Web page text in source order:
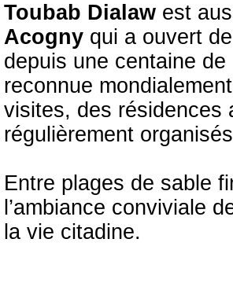
Toubab Dialaw est
Acogny qui a ouvert
depuis une centaine
reconnue
visites, des résidences
régulièrement
Entre plages de sable
l’ambiance conviviale
la vie citadine.